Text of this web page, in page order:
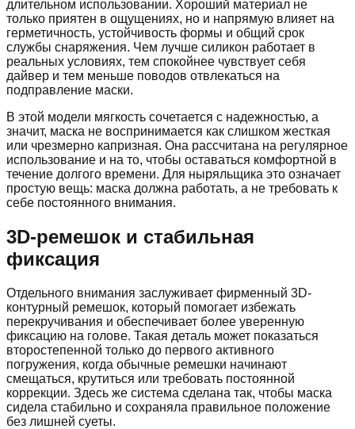
длительном использовании. Хороший материал не
только приятен в ощущениях, но и напрямую влияет на
герметичность, устойчивость формы и общий срок
службы снаряжения. Чем лучше силикон работает в
реальных условиях, тем спокойнее чувствует себя
дайвер и тем меньше поводов отвлекаться на
подправление маски.
В этой модели мягкость сочетается с надежностью, а
значит, маска не воспринимается как слишком жесткая
или чрезмерно капризная. Она рассчитана на регулярное
использование и на то, чтобы оставаться комфортной в
течение долгого времени. Для ныряльщика это означает
простую вещь: маска должна работать, а не требовать к
себе постоянного внимания.
3D-ремешок и стабильная
фиксация
Отдельного внимания заслуживает фирменный 3D-
контурный ремешок, который помогает избежать
перекручивания и обеспечивает более уверенную
фиксацию на голове. Такая деталь может показаться
второстепенной только до первого активного
погружения, когда обычные ремешки начинают
смещаться, крутиться или требовать постоянной
коррекции. Здесь же система сделана так, чтобы маска
сидела стабильно и сохраняла правильное положение
без лишней суеты.